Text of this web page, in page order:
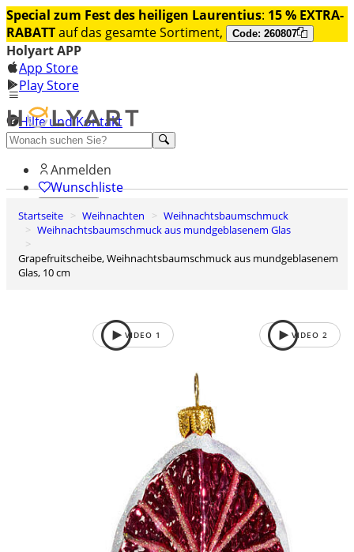
Special zum Fest des heiligen Laurentius: 15 % EXTRA-
RABATTauf das gesamte Sortiment, Code: 260807
Holyart APP
App Store
Play Store
Hilfe und Kontakt
Entdecken Sie Premium
Anmelden
Wunschliste
0
Warenkorb
Startseite Weihnachten
Weihnachtsbaumschmuck
Weihnachtsbaumschmuck aus mundgeblasenem Glas
Grapefruitscheibe, Weihnachtsbaumschmuck aus mundgeblasenem
Glas, 10 cm
VIDEO 1 VIDEO 2